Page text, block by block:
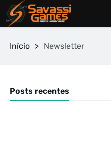
Início > Newsletter
Posts recentes